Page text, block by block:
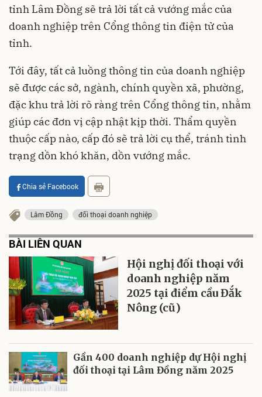
tỉnh Lâm Đồng sẽ trả lời tất cả vướng mắc của
doanh nghiệp trên Cổng thông tin điện tử của
tỉnh.
Tới đây, tất cả luồng thông tin của doanh nghiệp
sẽ được các sở, ngành, chính quyền xã, phường,
đặc khu trả lời rõ ràng trên Cổng thông tin, nhằm
giúp các đơn vị cập nhật kịp thời. Thẩm quyền
thuộc cấp nào, cấp đó sẽ trả lời cụ thể, tránh tình
trạng dồn khó khăn, dồn vướng mắc.
Chia sẻ Facebook
Lâm Đồng đối thoại doanh nghiệp
BÀI LIÊN QUAN
Hội nghị đối thoại với
doanh nghiệp năm
2025 tại điểm cầu Đắk
Nông (cũ)
Gần 400 doanh nghiệp dự Hội nghị
đối thoại tại Lâm Đồng năm 2025